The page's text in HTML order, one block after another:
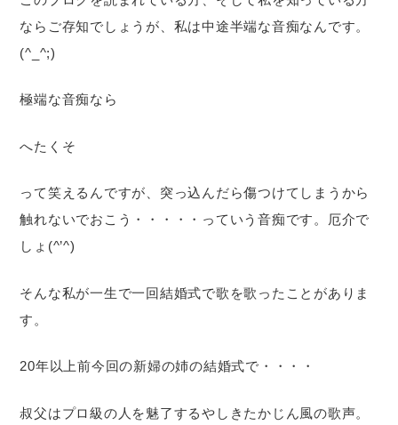
ならご存知でしょうが、私は中途半端な音痴なんです。
(^_^;)
極端な音痴なら
へたくそ
って笑えるんですが、突っ込んだら傷つけてしまうから
触れないでおこう・・・・・っていう音痴です。厄介で
しょ(^’^)
そんな私が一生で一回結婚式で歌を歌ったことがありま
す。
20年以上前今回の新婦の姉の結婚式で・・・・
叔父はプロ級の人を魅了するやしきたかじん風の歌声。